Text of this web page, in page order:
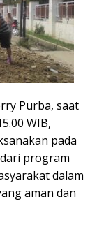
Purba, saat
WIB,
pada
program
dalam
aman dan